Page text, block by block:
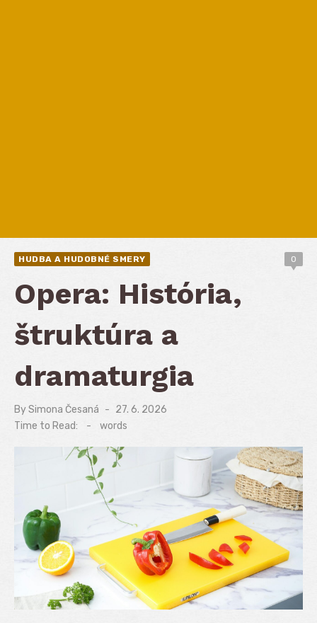
HUDBA A HUDOBNÉ SMERY 0
Opera: História,
štruktúra a
dramaturgia
BySimona Česaná
Posted
on
27. 6. 2026
Time to Read:
- words